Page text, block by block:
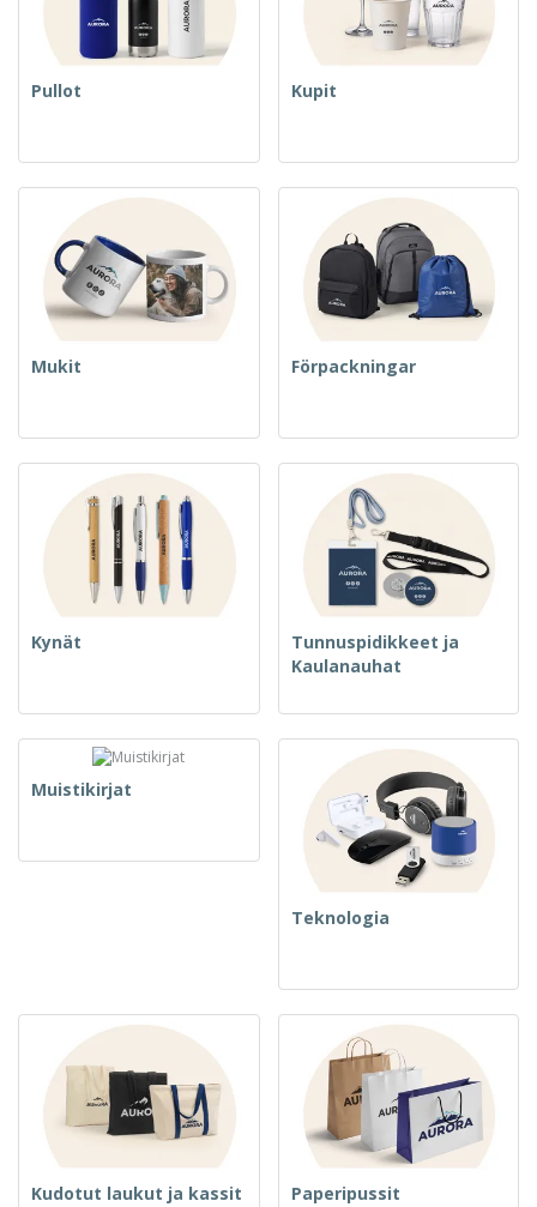
Pullot Kupit
Mukit Förpackningar
Kynät
Tunnuspidikkeet ja
Kaulanauhat
Muistikirjat
Teknologia
Kudotut laukut ja kassit Paperipussit